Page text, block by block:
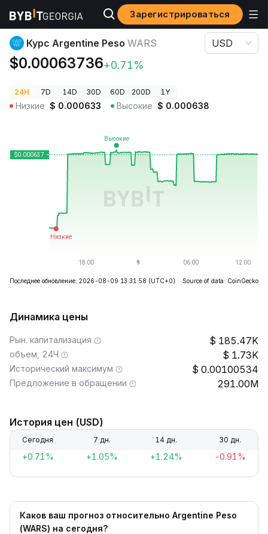
Зарегистрироваться
Цены криптовалют Курс Argentine Peso WARS
Курс Argentine Peso WARS
$0.00063736+0.71%
USD
24H 7D 14D 30D 60D 200D 1Y
Низкие $ 0.000633 Высокие $ 0.000638
Последнее обновление: 2026-08-09 13:31:58 (UTC+0) Source of data: CoinGecko
Динамика цены
Рын. капитализация 185.47K
объем, 24Ч 1.73K
Исторический максимум 0.00100534
Предложение в обращении 291.00M
История цен (USD)
Сегодня 7 дн. 14 дн. 30 дн.
+0.71% +1.05% +1.24% -0.91%
Каков ваш прогноз относительно Argentine Peso
(WARS) на сегодня?